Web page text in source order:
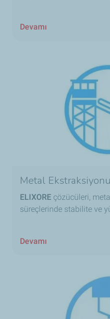
Devamı
Metal Ekstraksiyonu
ELIXORE çözücüleri,
süreçlerinde stabilite ve
Devamı